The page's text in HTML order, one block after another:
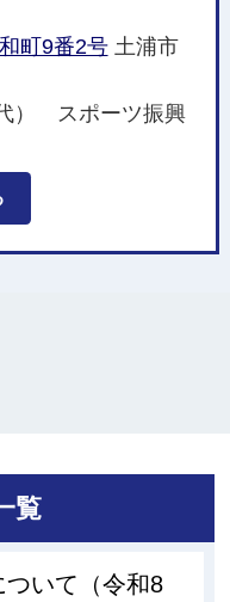
町9番2号土浦市
） スポーツ振興
覧
いて（令和8